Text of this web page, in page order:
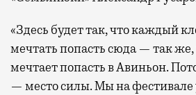
«Здесь будет так, что каждый
мечтать попасть сюда — так
мечтает попасть в Авиньон.
— место силы. Мы на фестивале